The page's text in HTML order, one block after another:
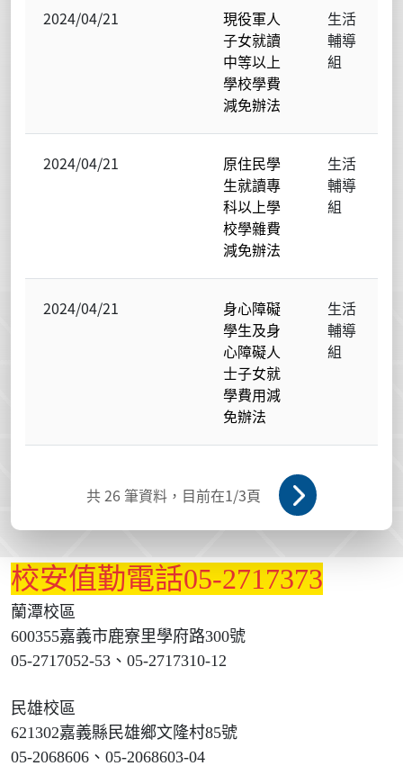
2024/04/21
現役軍人
子女就讀
中等以上
學校學費
減免辦法
生活
輔導
組
2024/04/21
原住民學
生就讀專
科以上學
校學雜費
減免辦法
生活
輔導
組
2024/04/21
身心障礙
學生及身
心障礙人
士子女就
學費用減
免辦法
生活
輔導
組
共26 筆資料，目前在1/3頁
校安值勤電話05-2717373
蘭潭校區
600355嘉義市鹿寮里學府路300號
05-2717052-53、05-2717310-12
民雄校區
621302嘉義縣民雄鄉文隆村85號
05-2068606、05-2068603-04